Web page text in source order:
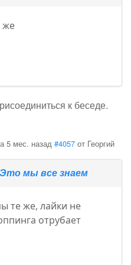
же
к беседе.
5 мес. назад #4057 от Георгий
Это мы все знаем
те же, лайки не
отрубает